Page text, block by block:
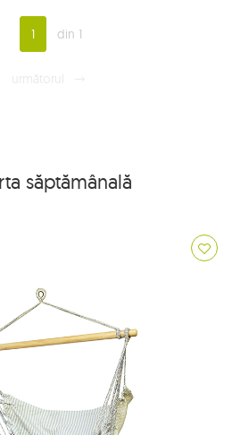
1 din 1
săptămânală